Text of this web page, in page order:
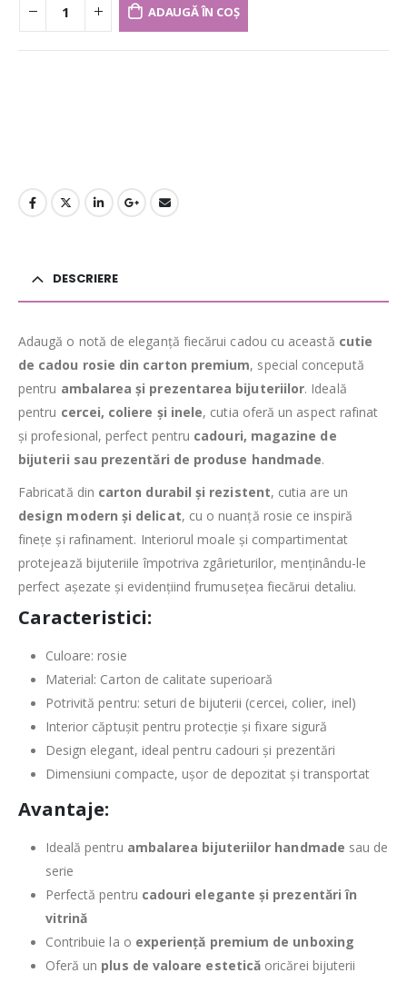
ADAUGĂ ÎN COȘ
DESCRIERE
Adaugă o notă de eleganță fiecărui cadou cu această cutie
de cadou rosie din carton premium, special concepută
pentru ambalarea și prezentarea bijuteriilor. Ideală
pentru cercei, coliere și inele, cutia oferă un aspect rafinat
și profesional, perfect pentru cadouri, magazine de
bijuterii sau prezentări de produse handmade.
Fabricată din carton durabil și rezistent, cutia are un
design modern și delicat, cu o nuanță rosie ce inspiră
finețe și rafinament. Interiorul moale și compartimentat
protejează bijuteriile împotriva zgârieturilor, menținându-le
perfect așezate și evidențiind frumusețea fiecărui detaliu.
Caracteristici:
Culoare: rosie
Material: Carton de calitate superioară
Potrivită pentru: seturi de bijuterii (cercei, colier, inel)
Interior căptușit pentru protecție și fixare sigură
Design elegant, ideal pentru cadouri și prezentări
Dimensiuni compacte, ușor de depozitat și transportat
Avantaje:
Ideală pentru ambalarea bijuteriilor handmade sau de
serie
Perfectă pentru cadouri elegante și prezentări în
vitrină
Contribuie la o experiență premium de unboxing
Oferă un plus de valoare estetică oricărei bijuterii